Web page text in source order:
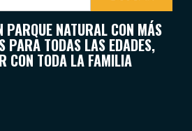
PARQUE NATURAL CON MÁS
PARA TODAS LAS EDADES,
CON TODA LA FAMILIA